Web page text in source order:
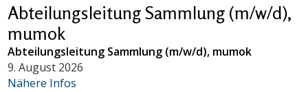
Abteilungsleitung Sammlung (m/w/d),
mumok
Abteilungsleitung Sammlung (m/w/d), mumok
9. August 2026
Nähere Infos